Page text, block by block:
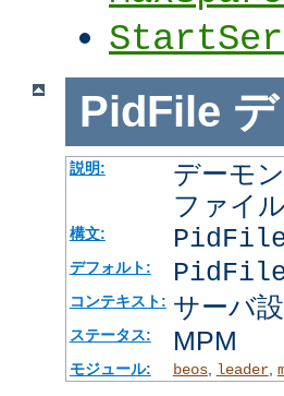
PidFile
説明:
デーモ
ファイル
構文:
デフォルト:
コンテキスト: サーバ
ステータス: MPM
モジュール: beos, leader,